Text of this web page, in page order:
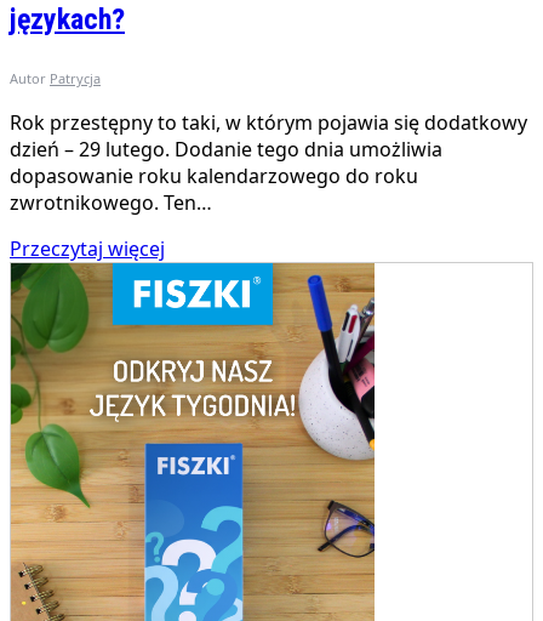
językach?
Autor Patrycja
Rok przestępny to taki, w którym pojawia się dodatkowy
dzień – 29 lutego. Dodanie tego dnia umożliwia
dopasowanie roku kalendarzowego do roku
zwrotnikowego. Ten…
Przeczytaj więcej